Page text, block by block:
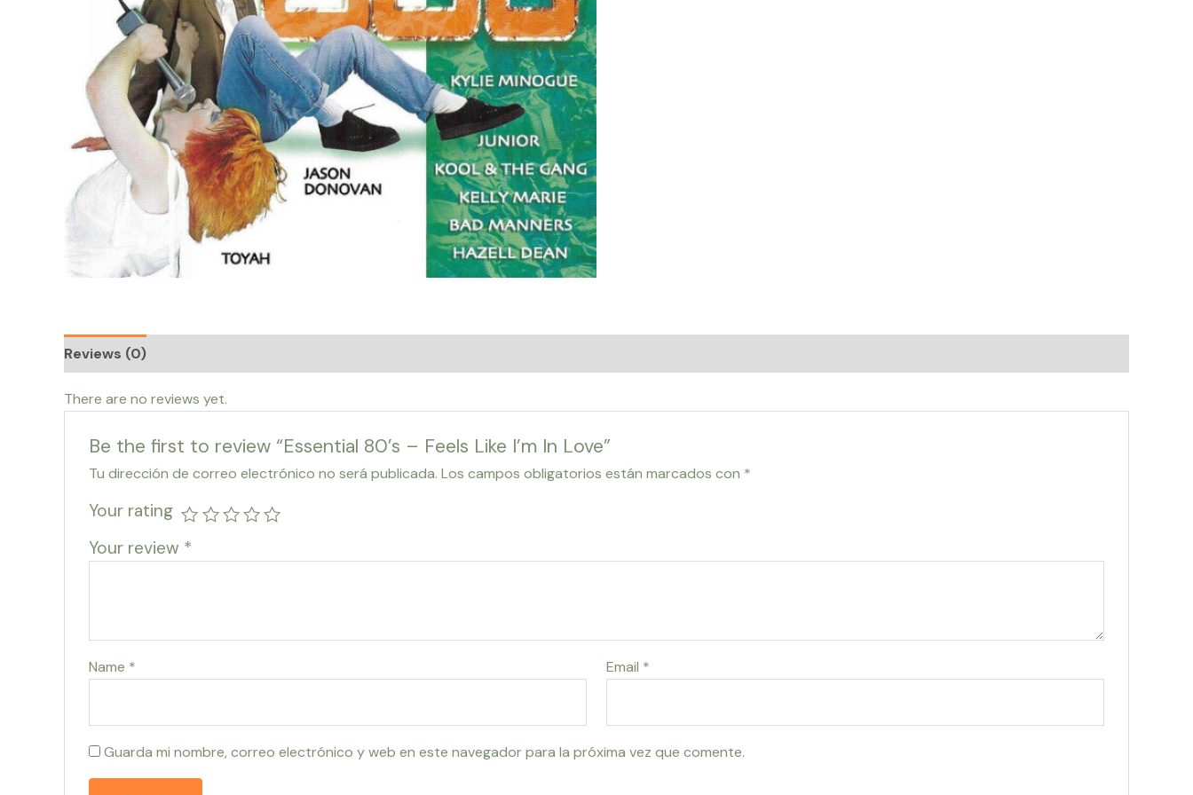
Reviews (0)
There are no reviews yet.
Be the first to review “Essential 80’s – Feels Like I’m In Love”
Tu dirección de correo electrónico no será publicada. Los campos obligatorios están marcados con *
Your rating
Your review *
Name * Email *
Guarda mi nombre, correo electrónico y web en este navegador para la próxima vez que comente.